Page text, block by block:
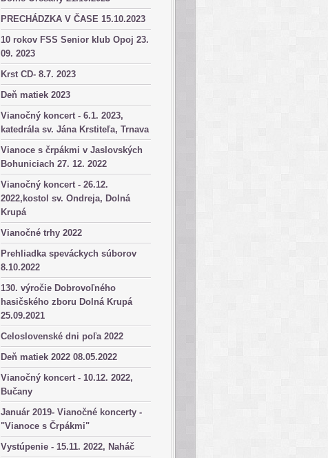
PRECHÁDZKA V ČASE 15.10.2023
10 rokov FSS Senior klub Opoj 23.
09. 2023
Krst CD- 8.7. 2023
Deň matiek 2023
Vianočný koncert - 6.1. 2023,
katedrála sv. Jána Krstiteľa, Trnava
Vianoce s črpákmi v Jaslovských
Bohuniciach 27. 12. 2022
Vianočný koncert - 26.12.
2022,kostol sv. Ondreja, Dolná
Krupá
Vianočné trhy 2022
Prehliadka speváckych súborov
8.10.2022
130. výročie Dobrovoľného
hasičského zboru Dolná Krupá
25.09.2021
Celoslovenské dni poľa 2022
Deň matiek 2022 08.05.2022
Vianočný koncert - 10.12. 2022,
Bučany
Január 2019- Vianočné koncerty -
"Vianoce s Črpákmi"
Vystúpenie - 15.11. 2022, Naháč